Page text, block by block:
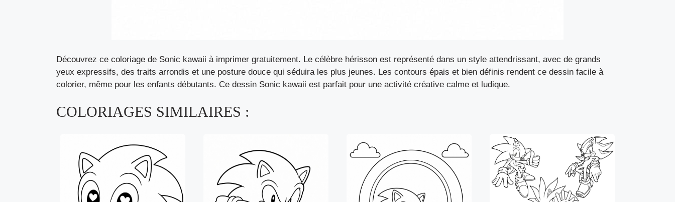
Découvrez ce coloriage de Sonic kawaii à imprimer gratuitement. Le célèbre hérisson est représenté dans un style attendrissant, avec de grands
yeux expressifs, des traits arrondis et une posture douce qui séduira les plus jeunes. Les contours épais et bien définis rendent ce dessin facile à
colorier, même pour les enfants débutants. Ce dessin Sonic kawaii est parfait pour une activité créative calme et ludique.
COLORIAGES SIMILAIRES :